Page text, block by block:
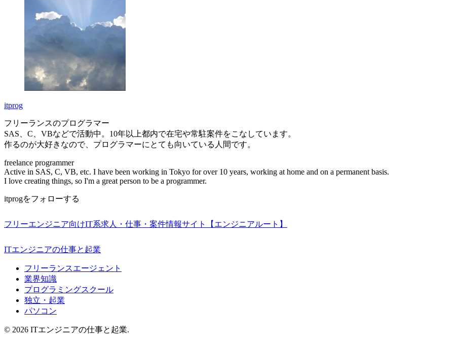
itprog
フリーランスのプログラマー
SAS、C、VBなどで活動中。10年以上都内で在宅や常駐案件をこなしています。
作るのが大好きなので、プログラマーにとても向いている人間です。
freelance programmer
Active in SAS, C, VB, etc. I have been working in Tokyo for over 10 years, working at home and on a permanent basis.
I love creating things, so I'm a great person to be a programmer.
itprogをフォローする
フリーエンジニア向けIT系求人・仕事・案件情報サイト【エンジニアルート】
ITエンジニアの仕事と起業
フリーランスエージェント
業界知識
プログラミングスクール
独立・起業
パソコン
© 2026 ITエンジニアの仕事と起業.